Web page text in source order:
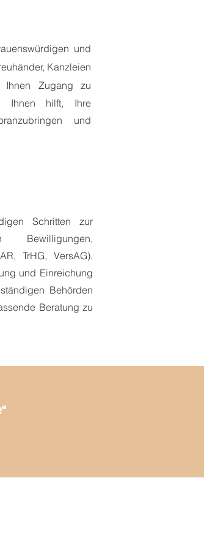
und
Kanzleien
Ihnen Zugang zu
Ihnen hilft, Ihre
und
Schritten zur
Bewilligungen,
TrHG, VersAG).
und Einreichung
Behörden
Beratung zu
“